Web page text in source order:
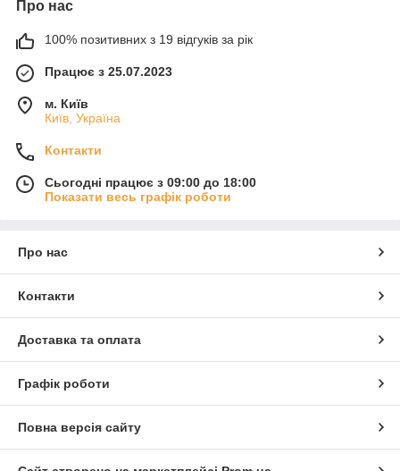
Про нас
100% позитивних з 19 відгуків за рік
Працює з 25.07.2023
м. Київ
Київ, Україна
Контакти
Сьогодні працює з 09:00 до 18:00
Показати весь графік роботи
Про нас
Контакти
Доставка та оплата
Графік роботи
Повна версія сайту